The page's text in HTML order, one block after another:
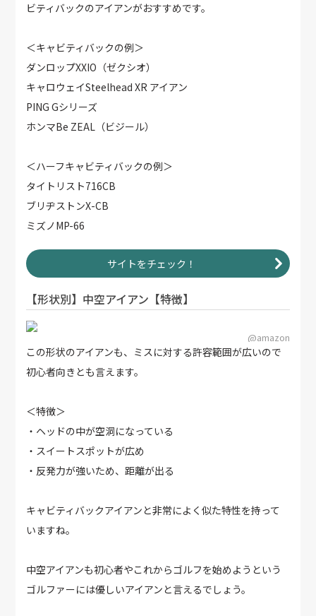
ビティバックのアイアンがおすすめです。
＜キャビティバックの例＞
ダンロップXXIO（ゼクシオ）
キャロウェイSteelhead XR アイアン
PING Gシリーズ
ホンマBe ZEAL（ビジール）
＜ハーフキャビティバックの例＞
タイトリスト716CB
ブリヂストンX-CB
ミズノMP-66
サイトをチェック！
【形状別】中空アイアン【特徴】
@amazon
この形状のアイアンも、ミスに対する許容範囲が広いので
初心者向きとも言えます。
＜特徴＞
・ヘッドの中が空洞になっている
・スイートスポットが広め
・反発力が強いため、距離が出る
キャビティバックアイアンと非常によく似た特性を持って
いますね。
中空アイアンも初心者やこれからゴルフを始めようという
ゴルファーには優しいアイアンと言えるでしょう。